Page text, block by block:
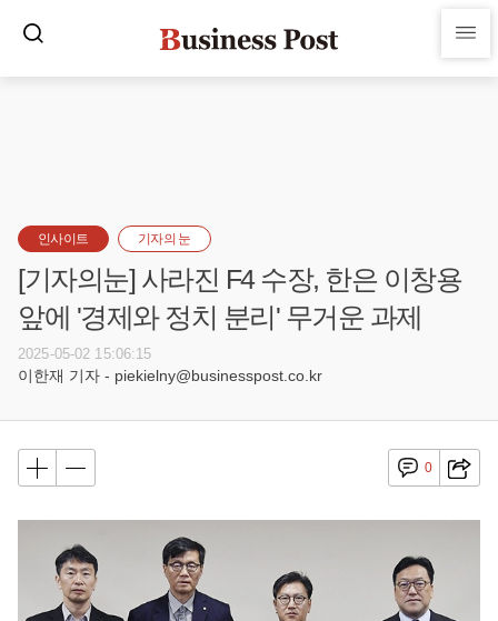
인사이트 기자의 눈
[기자의눈] 사라진 F4 수장, 한은 이창용
앞에 '경제와 정치 분리' 무거운 과제
2025-05-02 15:06:15
이한재 기자 - piekielny@businesspost.co.kr
0